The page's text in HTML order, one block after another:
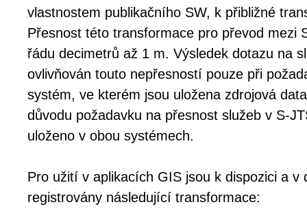
vlastnostem publikačního SW, k přibližné
Přesnost této transformace pro převod mezi
řádu decimetrů až 1 m. Výsledek dotazu na
ovlivňován touto nepřesností pouze při
systém, ve kterém jsou uložena zdrojová
důvodu požadavku na přesnost služeb v S-
uloženo v obou systémech.
Pro užití v aplikacích GIS jsou k dispozici a v
registrovány následující transformace: